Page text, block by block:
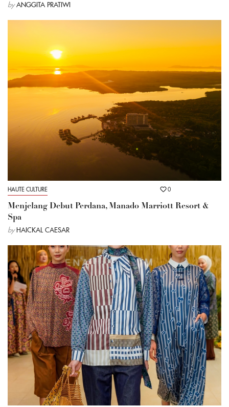
by ANGGITA PRATIWI
HAUTE CULTURE 0
Menjelang Debut Perdana, Manado Marriott Resort &
Spa
by HAICKAL CAESAR